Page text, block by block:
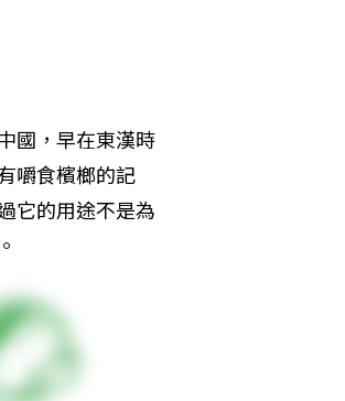
國，早在東漢時
嚼食檳榔的記
它的用途不是為